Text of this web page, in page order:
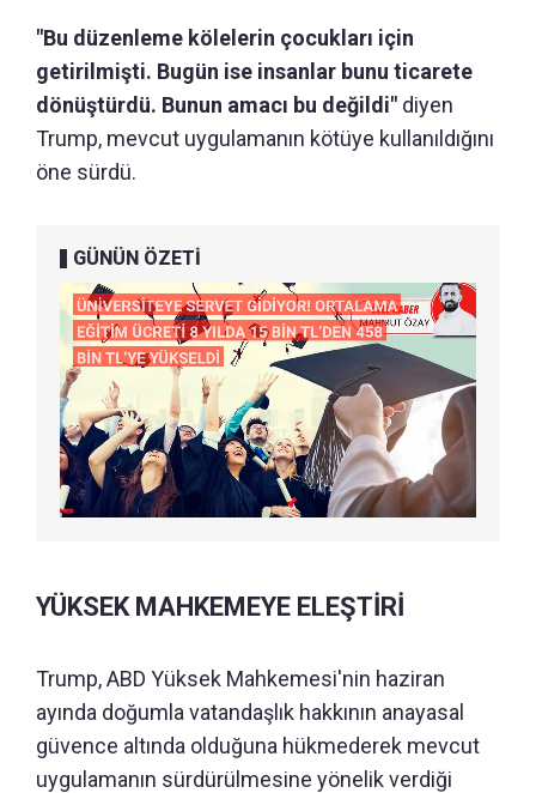
"Bu düzenleme kölelerin çocukları için
getirilmişti. Bugün ise insanlar bunu ticarete
dönüştürdü. Bunun amacı bu değildi" diyen
Trump, mevcut uygulamanın kötüye kullanıldığını
öne sürdü.
GÜNÜN ÖZETİ
YÜKSEK MAHKEMEYE ELEŞTİRİ
Trump, ABD Yüksek Mahkemesi'nin haziran
ayında doğumla vatandaşlık hakkının anayasal
güvence altında olduğuna hükmederek mevcut
uygulamanın sürdürülmesine yönelik verdiği